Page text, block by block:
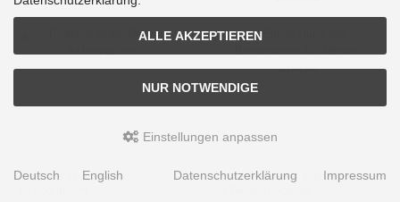
Prototyp eines Newton-
Entwicklung des Blendenrings
ALLE AKZEPTIEREN
NUR NOTWENDIGE
Einstellungen anpassen
Deutsch English Datenschutzerklärung Impressum